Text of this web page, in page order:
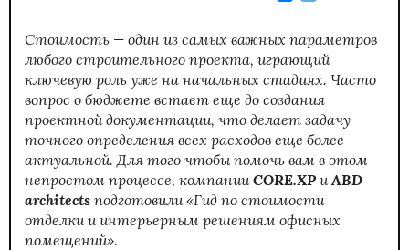
Стоимость — один из самых важных параметров
любого строительного проекта, играющий
ключевую роль уже на начальных стадиях. Часто
вопрос о бюджете встает еще до создания
проектной документации, что делает задачу
точного определения всех расходов еще более
актуальной. Для того чтобы помочь вам в этом
непростом процессе, компанииCORE.XP иABD
architects подготовили «Гид по стоимости
отделки и интерьерным решениям офисных
помещений».